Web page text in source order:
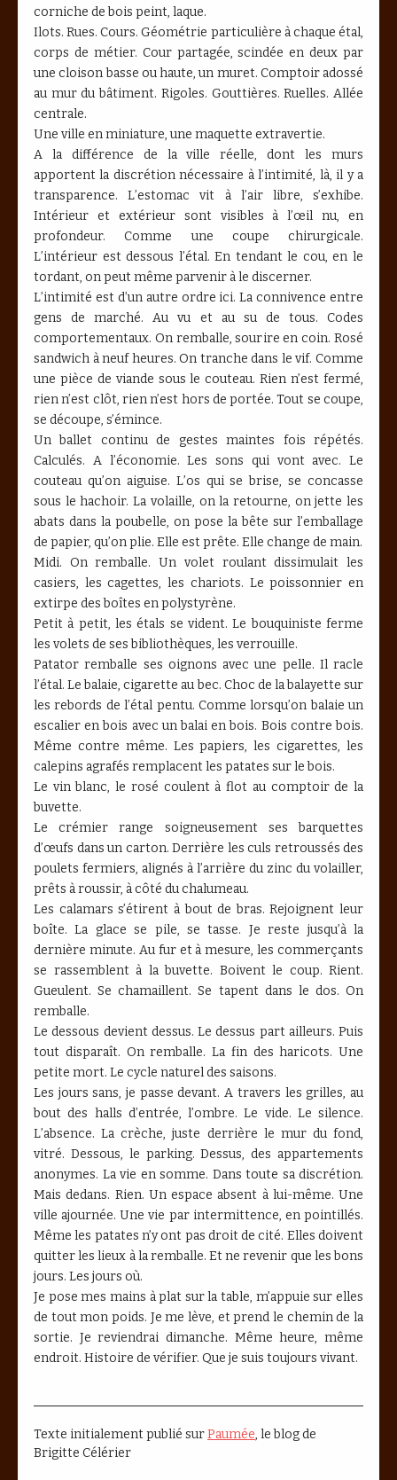
corniche de bois peint, laque.
Ilots. Rues. Cours. Géométrie particulière à chaque étal,
corps de métier. Cour partagée, scindée en deux par
une cloison basse ou haute, un muret. Comptoir adossé
au mur du bâtiment. Rigoles. Gouttières. Ruelles. Allée
centrale.
Une ville en miniature, une maquette extravertie.
A la différence de la ville réelle, dont les murs
apportent la discrétion nécessaire à l’intimité, là, il y a
transparence. L’estomac vit à l’air libre, s’exhibe.
Intérieur et extérieur sont visibles à l’œil nu, en
profondeur. Comme une coupe chirurgicale.
L’intérieur est dessous l’étal. En tendant le cou, en le
tordant, on peut même parvenir à le discerner.
L’intimité est d’un autre ordre ici. La connivence entre
gens de marché. Au vu et au su de tous. Codes
comportementaux. On remballe, sourire en coin. Rosé
sandwich à neuf heures. On tranche dans le vif. Comme
une pièce de viande sous le couteau. Rien n’est fermé,
rien n’est clôt, rien n’est hors de portée. Tout se coupe,
se découpe, s’émince.
Un ballet continu de gestes maintes fois répétés.
Calculés. A l’économie. Les sons qui vont avec. Le
couteau qu’on aiguise. L’os qui se brise, se concasse
sous le hachoir. La volaille, on la retourne, on jette les
abats dans la poubelle, on pose la bête sur l’emballage
de papier, qu’on plie. Elle est prête. Elle change de main.
Midi. On remballe. Un volet roulant dissimulait les
casiers, les cagettes, les chariots. Le poissonnier en
extirpe des boîtes en polystyrène.
Petit à petit, les étals se vident. Le bouquiniste ferme
les volets de ses bibliothèques, les verrouille.
Patator remballe ses oignons avec une pelle. Il racle
l’étal. Le balaie, cigarette au bec. Choc de la balayette sur
les rebords de l’étal pentu. Comme lorsqu’on balaie un
escalier en bois avec un balai en bois. Bois contre bois.
Même contre même. Les papiers, les cigarettes, les
calepins agrafés remplacent les patates sur le bois.
Le vin blanc, le rosé coulent à flot au comptoir de la
buvette.
Le crémier range soigneusement ses barquettes
d’œufs dans un carton. Derrière les culs retroussés des
poulets fermiers, alignés à l’arrière du zinc du volailler,
prêts à roussir, à côté du chalumeau.
Les calamars s’étirent à bout de bras. Rejoignent leur
boîte. La glace se pile, se tasse. Je reste jusqu’à la
dernière minute. Au fur et à mesure, les commerçants
se rassemblent à la buvette. Boivent le coup. Rient.
Gueulent. Se chamaillent. Se tapent dans le dos. On
remballe.
Le dessous devient dessus. Le dessus part ailleurs. Puis
tout disparaît. On remballe. La fin des haricots. Une
petite mort. Le cycle naturel des saisons.
Les jours sans, je passe devant. A travers les grilles, au
bout des halls d’entrée, l’ombre. Le vide. Le silence.
L’absence. La crèche, juste derrière le mur du fond,
vitré. Dessous, le parking. Dessus, des appartements
anonymes. La vie en somme. Dans toute sa discrétion.
Mais dedans. Rien. Un espace absent à lui-même. Une
ville ajournée. Une vie par intermittence, en pointillés.
Même les patates n’y ont pas droit de cité. Elles doivent
quitter les lieux à la remballe. Et ne revenir que les bons
jours. Les jours où.
Je pose mes mains à plat sur la table, m’appuie sur elles
de tout mon poids. Je me lève, et prend le chemin de la
sortie. Je reviendrai dimanche. Même heure, même
endroit. Histoire de vérifier. Que je suis toujours vivant.
Texte initialement publié surPaumée, le blog de
Brigitte Célérier